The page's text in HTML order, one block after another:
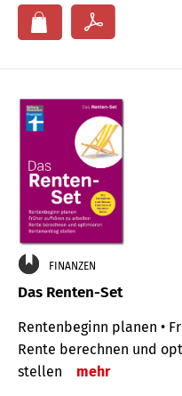
FINANZEN
Das Renten-Set
Rentenbeginn planen •
Rente berechnen und
stellen
mehr